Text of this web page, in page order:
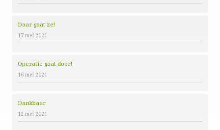
Daar gaat ze!
17 mei 2021
Operatie gaat door!
16 mei 2021
Dankbaar
12 mei 2021